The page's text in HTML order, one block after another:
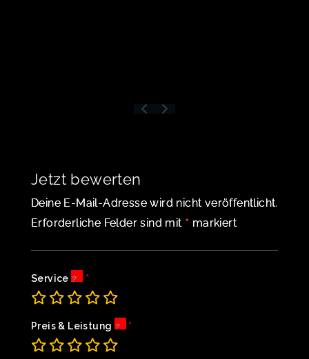
Jetzt bewerten
Deine E-Mail-Adresse wird nicht veröffentlicht.
Erforderliche Felder sind mit * markiert
Service
Preis & Leistung